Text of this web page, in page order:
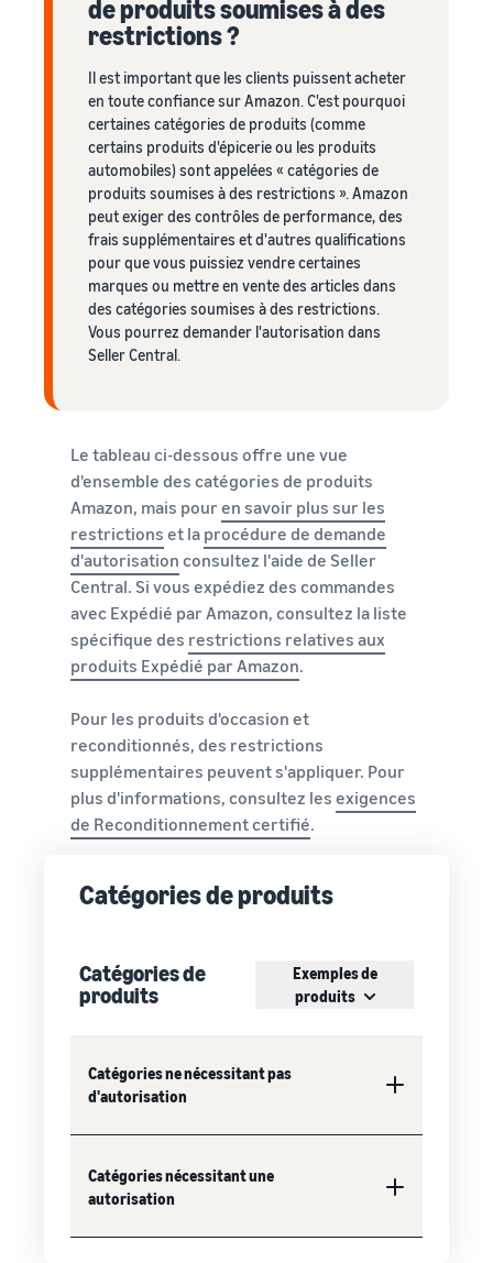
de produits soumises à des
restrictions ?
Il est important que les clients puissent acheter
en toute confiance sur Amazon. C'est pourquoi
certaines catégories de produits (comme
certains produits d'épicerie ou les produits
automobiles) sont appelées « catégories de
produits soumises à des restrictions ». Amazon
peut exiger des contrôles de performance, des
frais supplémentaires et d'autres qualifications
pour que vous puissiez vendre certaines
marques ou mettre en vente des articles dans
des catégories soumises à des restrictions.
Vous pourrez demander l'autorisation dans
Seller Central.
Le tableau ci-dessous offre une vue
d'ensemble des catégories de produits
Amazon, mais pour en savoir plus sur les
restrictions et la procédure de demande
d'autorisation consultez l'aide de Seller
Central. Si vous expédiez des commandes
avec Expédié par Amazon, consultez la liste
spécifique des restrictions relatives aux
produits Expédié par Amazon.
Pour les produits d'occasion et
reconditionnés, des restrictions
supplémentaires peuvent s'appliquer. Pour
plus d'informations, consultez les exigences
de Reconditionnement certifié.
Catégories de produits
Catégories de
produits
Exemples de
produits
Catégories ne nécessitant pas
d'autorisation
Catégories nécessitant une
autorisation